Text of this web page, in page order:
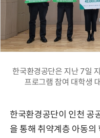
한국환경공단은 지난 7일
프로그램 참여 대학생
한국환경공단이 인천 공
을 통해 취약계층 아동의